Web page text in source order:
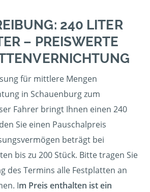
240 LITER
– PREISWERTE
für mittlere Mengen
in Schauenburg zum
Fahrer bringt Ihnen einen 240
Sie einen Pauschalpreis
beträgt bei
bis zu 200 Stück. Bitte tragen Sie
des Termins alle Festplatten an
Im Preis enthalten ist ein